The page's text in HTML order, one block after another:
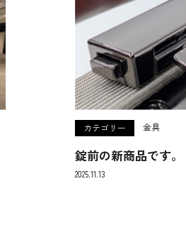
カテゴリー 金具
錠前の新商品です。
2025.11.13